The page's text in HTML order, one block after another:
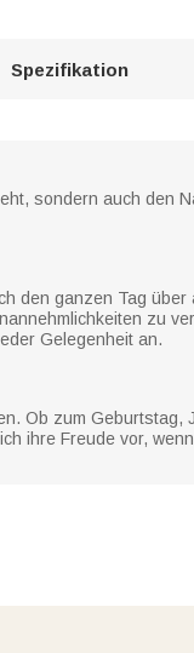
Spezifikation
sondern auch den
den ganzen Tag
zu
Gelegenheit an.
Ob zum
ihre Freude vor,